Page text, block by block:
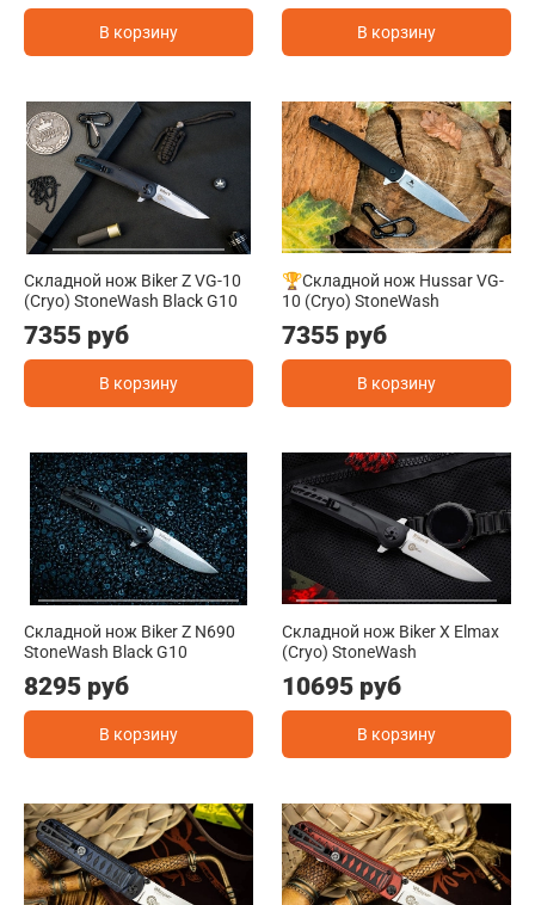
В корзину В корзину
Складной нож Biker Z VG-10
(Cryo) StoneWash Black G10
7355 руб
В корзину
🏆Складной нож Hussar VG-
10 (Cryo) StoneWash
7355 руб
В корзину
Складной нож Biker Z N690
StoneWash Black G10
8295 руб
В корзину
Складной нож Biker X Elmax
(Cryo) StoneWash
10695 руб
В корзину